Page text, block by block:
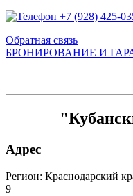
+7 (928) 425-
Обратная связь
БРОНИРОВАНИЕ И
Адрес
Регион: Краснодарский
9